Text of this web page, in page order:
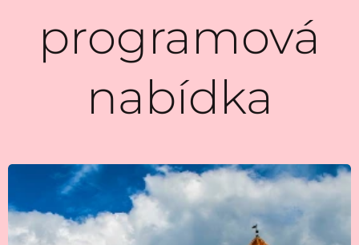
programová
nabídka